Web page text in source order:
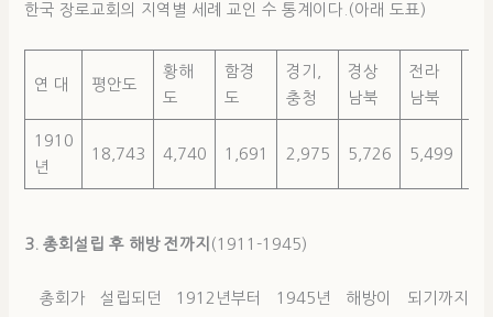
한국 장로교회의 지역별 세례 교인 수 통계이다.(아래 도표)
연 대 평안도
황해
도
함경
도
경기,
충청
경상
남북
전라
남북
1910
년
18,743 4,740 1,691 2,975 5,726 5,499
3. 총회설립 후 해방 전까지 (1911-1945)
총회가 설립되던 1912년부터 1945년 해방이 되기까지